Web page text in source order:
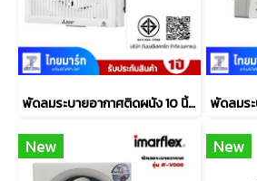
พัดลมระบายอากาศติดผนัง 10 นิ้ว MITSUBISHI ELECTRIC รุ่น EX-25SKC7T
New New